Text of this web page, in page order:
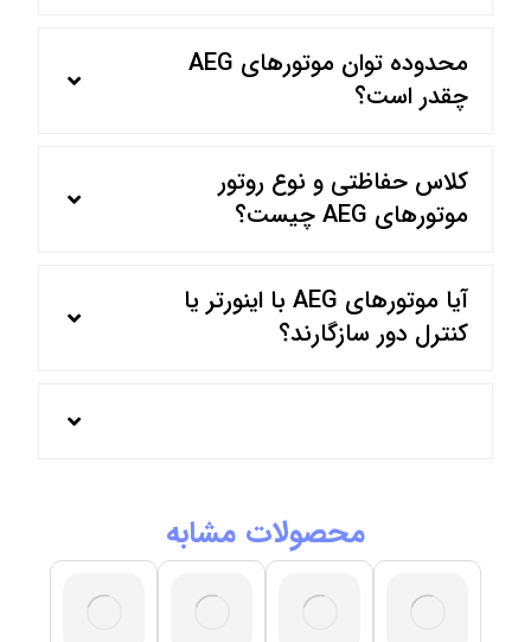
محدوده توان موتورهای AEG
چقدر است؟
کلاس حفاظتی و نوع روتور
موتورهای AEG چیست؟
آیا موتورهای AEG با اینورتر یا
کنترل دور سازگارند؟
محصولات مشابه